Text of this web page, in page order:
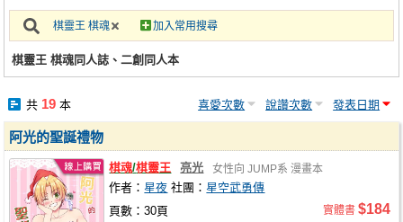
會員中心
註冊會員
棋靈王 棋魂 加入常用搜尋
棋靈王 棋魂同人誌、二創同人本
共 19本 喜愛次數 說讚次數 發表日期
阿光的聖誕禮物
棋魂/棋靈王 亮光 女性向 JUMP系 漫畫本
作者：星夜 社團：星空武勇傳
頁數：30頁
實體書 $184